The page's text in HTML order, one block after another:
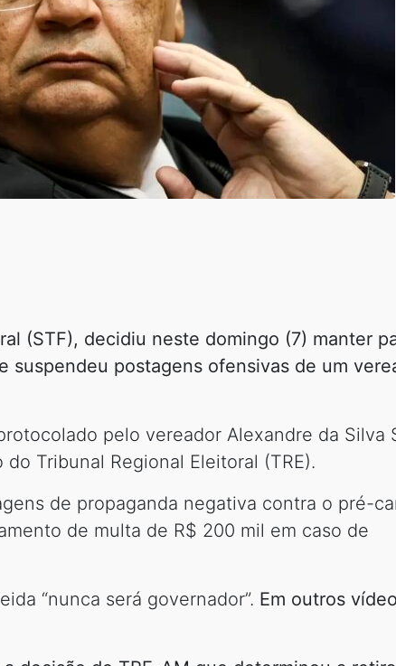
(STF), decidiu neste domingo (7) manter
suspendeu postagens ofensivas de um
pelo vereador Alexandre da Silva
Tribunal Regional Eleitoral (TRE).
de propaganda negativa contra o pré-
de multa de R$ 200 mil em caso de
“nunca será governador”. Em outros